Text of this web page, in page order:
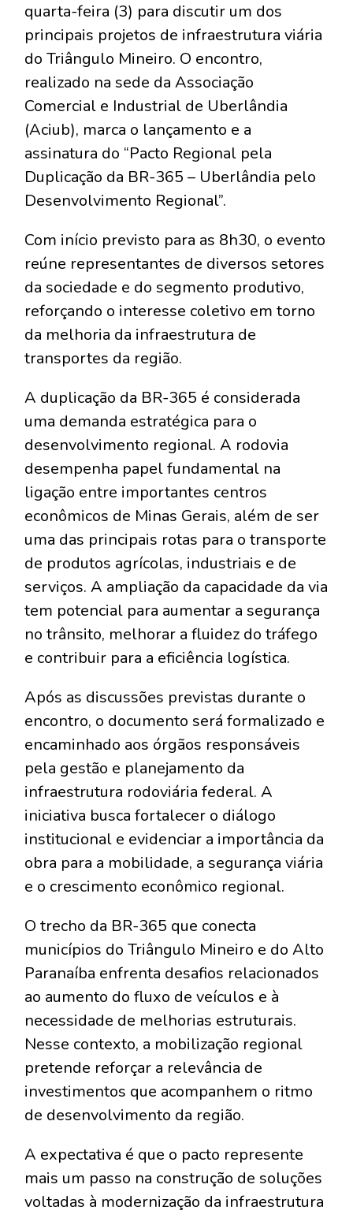
quarta-feira (3) para discutir um dos
principais projetos de infraestrutura viária
do Triângulo Mineiro. O encontro,
realizado na sede da Associação
Comercial e Industrial de Uberlândia
(Aciub), marca o lançamento e a
assinatura do “Pacto Regional pela
Duplicação da BR-365 – Uberlândia pelo
Desenvolvimento Regional”.
Com início previsto para as 8h30, o evento
reúne representantes de diversos setores
da sociedade e do segmento produtivo,
reforçando o interesse coletivo em torno
da melhoria da infraestrutura de
transportes da região.
A duplicação da BR-365 é considerada
uma demanda estratégica para o
desenvolvimento regional. A rodovia
desempenha papel fundamental na
ligação entre importantes centros
econômicos de Minas Gerais, além de ser
uma das principais rotas para o transporte
de produtos agrícolas, industriais e de
serviços. A ampliação da capacidade da via
tem potencial para aumentar a segurança
no trânsito, melhorar a fluidez do tráfego
e contribuir para a eficiência logística.
Após as discussões previstas durante o
encontro, o documento será formalizado e
encaminhado aos órgãos responsáveis
pela gestão e planejamento da
infraestrutura rodoviária federal. A
iniciativa busca fortalecer o diálogo
institucional e evidenciar a importância da
obra para a mobilidade, a segurança viária
e o crescimento econômico regional.
O trecho da BR-365 que conecta
municípios do Triângulo Mineiro e do Alto
Paranaíba enfrenta desafios relacionados
ao aumento do fluxo de veículos e à
necessidade de melhorias estruturais.
Nesse contexto, a mobilização regional
pretende reforçar a relevância de
investimentos que acompanhem o ritmo
de desenvolvimento da região.
A expectativa é que o pacto represente
mais um passo na construção de soluções
voltadas à modernização da infraestrutura